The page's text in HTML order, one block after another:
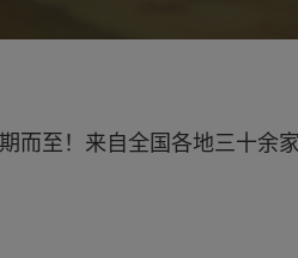
而至！来自全国各地三十余